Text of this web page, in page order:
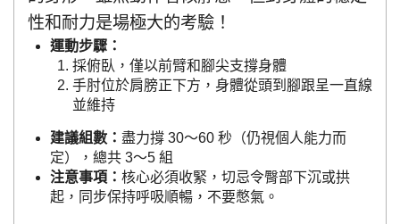
性和耐力是場極大的考驗！
運動步驟：
採俯臥，僅以前臂和腳尖支撐身體
手肘位於肩膀正下方，身體從頭到腳跟呈一直線
並維持
建議組數： 盡力撐 30～60 秒（仍視個人能力而
定），總共 3～5 組
注意事項： 核心必須收緊，切忌令臀部下沉或拱
起，同步保持呼吸順暢，不要憋氣。